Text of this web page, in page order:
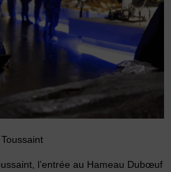
l’entrée au Hameau Dubœuf